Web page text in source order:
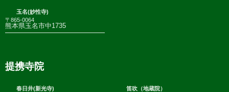
玉名(妙性寺)
〒865-0064
熊本県玉名市中1735
提携寺院
春日井(新光寺)
笛吹（地蔵院）